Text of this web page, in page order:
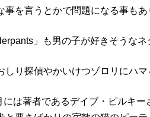
事を言うとかで問題になる事もあ
」も男の子が好きそうな
しり探偵やかいけつゾロリにハ
には著者であるデイブ・ピルキ